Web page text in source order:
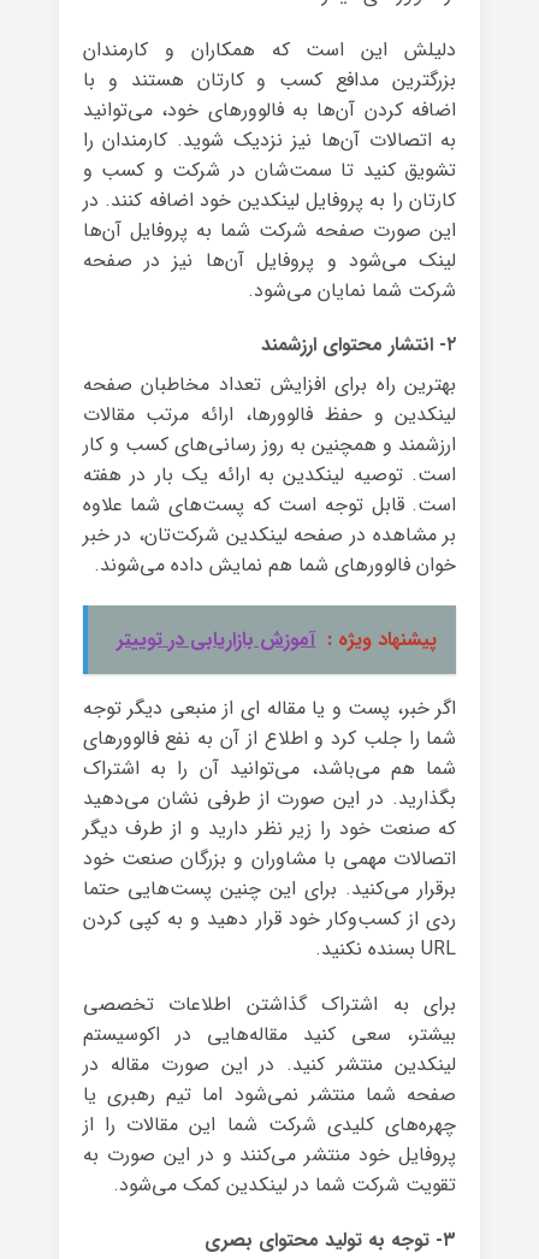
دلیلش این است که همکاران و کارمندان
بزرگترین مدافع کسب و کارتان هستند و با
اضافه کردن آن‌ها به فالوورهای خود، می‌توانید
به اتصالات آن‌ها نیز نزدیک شوید. کارمندان را
تشویق کنید تا سمت‌شان در شرکت و کسب و
کارتان را به پروفایل لینکدین خود اضافه کنند. در
این صورت صفحه شرکت شما به پروفایل آن‌ها
لینک می‌شود و پروفایل آن‌ها نیز در صفحه
شرکت شما نمایان می‌شود.
۲- انتشار محتوای ارزشمند
بهترین راه برای افزایش تعداد مخاطبان صفحه
لینکدین و حفظ فالوورها، ارائه مرتب مقالات
ارزشمند و همچنین به روز رسانی‌های کسب و کار
است. توصیه لینکدین به ارائه یک بار در هفته
است. قابل توجه است که پست‌های شما علاوه
بر مشاهده در صفحه لینکدین شرکت‌تان، در خبر
خوان فالوورهای شما هم نمایش داده می‌شوند.
پیشنهاد ویژه : آموزش بازاریابی در توییتر
اگر خبر، پست و یا مقاله ای از منبعی دیگر توجه
شما را جلب کرد و اطلاع از آن به نفع فالوورهای
شما هم می‌باشد، می‌توانید آن را به اشتراک
بگذارید. در این صورت از طرفی نشان می‌دهید
که صنعت خود را زیر نظر دارید و از طرف دیگر
اتصالات مهمی با مشاوران و بزرگان صنعت خود
برقرار می‌کنید. برای این چنین پست‌هایی حتما
ردی از کسب‌وکار خود قرار دهید و به کپی کردن
URL بسنده نکنید.
برای به اشتراک گذاشتن اطلاعات تخصصی
بیشتر، سعی کنید مقاله‌هایی در اکوسیستم
لینکدین منتشر کنید. در این صورت مقاله در
صفحه شما منتشر نمی‌شود اما تیم رهبری یا
چهره‌های کلیدی شرکت شما این مقالات را از
پروفایل خود منتشر می‌کنند و در این صورت به
تقویت شرکت شما در لینکدین کمک می‌شود.
۳- توجه به تولید محتوای بصری